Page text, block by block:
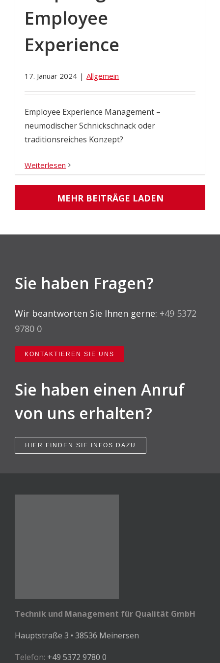
Employee
Experience
17. Januar 2024 | Allgemein
Employee Experience Management –
neumodischer Schnickschnack oder
traditionsreiches Konzept?
Weiterlesen
MEHR BEITRÄGE LADEN
Sie haben Fragen?
Wir beantworten Sie Ihnen gerne: +49 5372
9780 0
KONTAKTIEREN SIE UNS
Sie haben einen Anruf
von uns erhalten?
HIER FINDEN SIE INFOS DAZU
Technik und Management für Qualität GmbH
Hauptstraße 3 • 38536 Meinersen
Telefon: +49 5372 9780 0